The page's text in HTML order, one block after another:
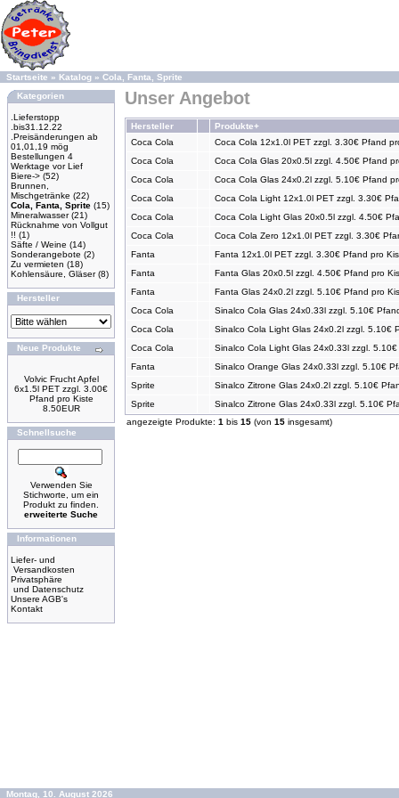
Startseite » Katalog » Cola, Fanta, Sprite
Kategorien
.Lieferstopp
.bis31.12.22
.Preisänderungen ab
01,01,19 mög
Bestellungen 4
Werktage vor Lief
Biere-> (52)
Brunnen,
Mischgetränke (22)
Cola, Fanta, Sprite (15)
Mineralwasser(21)
Rücknahme von Vollgut
!! (1)
Säfte / Weine (14)
Sonderangebote (2)
Zu vermieten (18)
Kohlensäure, Gläser(8)
Hersteller
Neue Produkte
Volvic Frucht Apfel
6x1.5l PET zzgl. 3.00€
Pfand pro Kiste
8.50EUR
Schnellsuche
Verwenden Sie
Stichworte, um ein
Produkt zu finden.
erweiterte Suche
Informationen
Liefer- und
Versandkosten
Privatsphäre
und Datenschutz
Unsere AGB's
Kontakt
Unser Angebot
Hersteller
Produkte+
Coca Cola
Coca Cola 12x1.0l PET zzgl. 3.30€ Pfand
Coca Cola
Coca Cola Glas 20x0.5l zzgl. 4.50€ Pfand
Coca Cola
Coca Cola Glas 24x0.2l zzgl. 5.10€ Pfand
Coca Cola
Coca Cola Light 12x1.0l PET zzgl. 3.30€
Coca Cola
Coca Cola Light Glas 20x0.5l zzgl. 4.50€
Coca Cola
Coca Cola Zero 12x1.0l PET zzgl. 3.30€
Fanta
Fanta 12x1.0l PET zzgl. 3.30€ Pfand pro
Fanta
Fanta Glas 20x0.5l zzgl. 4.50€ Pfand pro
Fanta
Fanta Glas 24x0.2l zzgl. 5.10€ Pfand pro
Coca Cola
Sinalco Cola Glas 24x0.33l zzgl. 5.10€
Coca Cola
Sinalco Cola Light Glas 24x0.2l zzgl. 5.10€
Coca Cola
Sinalco Cola Light Glas 24x0.33l zzgl.
Fanta
Sinalco Orange Glas 24x0.33l zzgl. 5.10€
Sprite
Sinalco Zitrone Glas 24x0.2l zzgl. 5.10€
Sprite
Sinalco Zitrone Glas 24x0.33l zzgl. 5.10€
angezeigte Produkte: 1 bis 15 (von 15 insgesamt)
Montag, 10. August 2026